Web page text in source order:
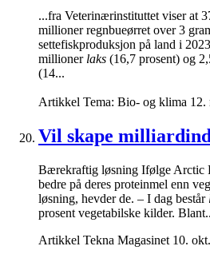
...fra Veterinærinstituttet viser at
millioner regnbueørret over 3
settefiskproduksjon på land i
millioner laks (16,7 prosent) og
(14...
Artikkel Tema: Bio- og klima 12.
Vil skape
Bærekraftig løsning Ifølge Arctic
bedre på deres proteinmel enn
løsning, hevder de. – I dag består
prosent vegetabilske kilder.
Artikkel Tekna Magasinet 10.